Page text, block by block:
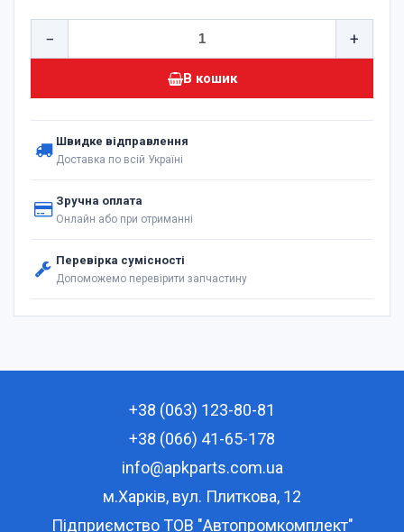
− +
В кошик
Швидке відправлення
Доставка по всій Україні
Зручна оплата
Онлайн або при отриманні
Перевірка сумісності
Допоможемо перевірити запчастину
+38 (063) 123-80-81
+38 (066) 41-65-178
info@apkparts.com.ua
м.Харків, вул. Плиткова, 12
Підприємство ТОВ "Автопромкомплект"